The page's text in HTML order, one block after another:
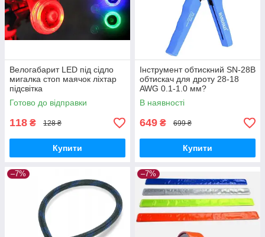
Велогабарит LED під сідло
мигалка стоп маячок ліхтар
підсвітка
Готово до відправки
118 ₴ 128 ₴
Купити
Інструмент обтискний SN-28B
обтискач для дроту 28-18
AWG 0.1-1.0 мм?
В наявності
649 ₴ 699 ₴
Купити
–7% –7%